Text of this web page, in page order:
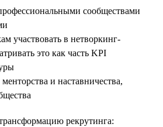
сообществами
участвовать в нетворкинг-
это как часть KPI
и наставничества,
рекрутинга: